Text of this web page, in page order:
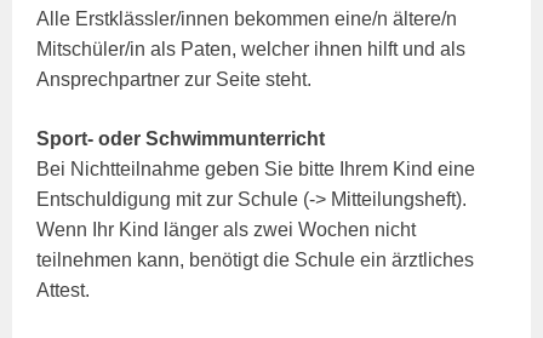
Alle Erstklässler/innen bekommen eine/n ältere/n
Mitschüler/in als Paten, welcher ihnen hilft und als
Ansprechpartner zur Seite steht.
Sport- oder Schwimmunterricht
Bei Nichtteilnahme geben Sie bitte Ihrem Kind eine
Entschuldigung mit zur Schule (-> Mitteilungsheft).
Wenn Ihr Kind länger als zwei Wochen nicht
teilnehmen kann, benötigt die Schule ein ärztliches
Attest.